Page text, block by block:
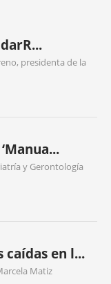
presidenta de la
y Gerontología
en l...
Matiz